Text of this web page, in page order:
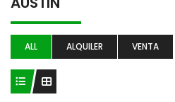
ALL ALQUILER VENTA